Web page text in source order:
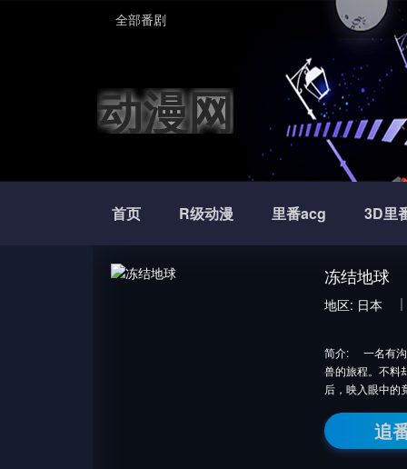
全部番剧
动漫网
首页 R级动漫 里番acg 3D里
冻结地球
地区: 日本
简介:
一名有
兽的旅程。不料
后，映入眼中
追